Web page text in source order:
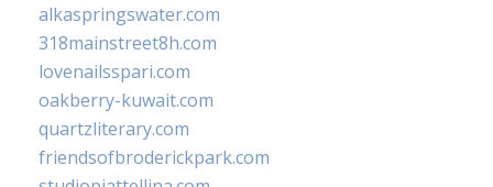
alkaspringswater.com
318mainstreet8h.com
lovenailsspari.com
oakberry-kuwait.com
quartzliterary.com
friendsofbroderickpark.com